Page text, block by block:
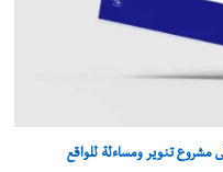
تنوير ومساءلة للواقع